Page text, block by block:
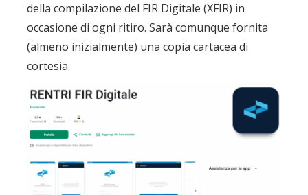
della compilazione del FIR Digitale (XFIR) in
occasione di ogni ritiro. Sarà comunque fornita
(almeno inizialmente) una copia cartacea di
cortesia.